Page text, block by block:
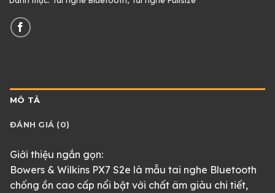
MÔ TẢ
ĐÁNH GIÁ (0)
Giới thiệu ngắn gọn:
Bowers & Wilkins PX7 S2e là mẫu tai nghe Bluetooth
chống ồn cao cấp nổi bật với chất âm giàu chi tiết,